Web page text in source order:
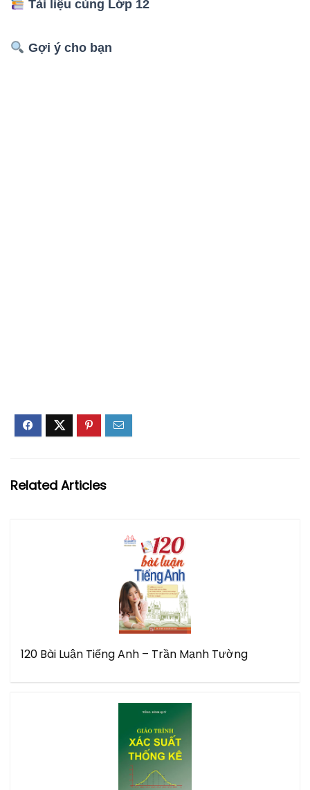
Tài liệu cùng Lớp 12
Gợi ý cho bạn
Related Articles
120 Bài Luận Tiếng Anh – Trần Mạnh Tường